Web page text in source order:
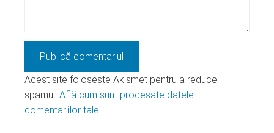
Acest site folosește Akismet pentru a reduce
spamul. Află cum sunt procesate datele
comentariilor tale.